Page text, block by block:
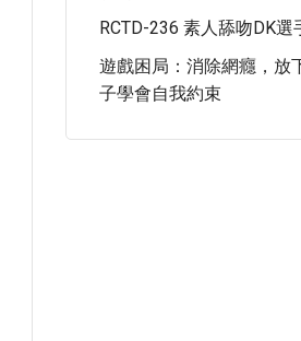
RCTD-236 素人舔吻DK選
遊戲困局：消除網癮，放
子學會自我約束